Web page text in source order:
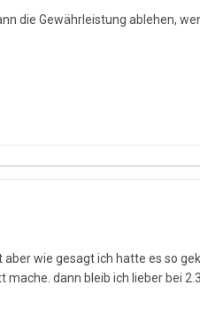
die Gewährleistung ablehen,
wie gesagt ich hatte es so
dann bleib ich lieber bei